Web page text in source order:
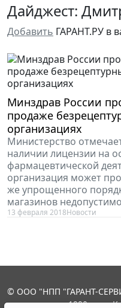
Дайджест:
Добавить ГАРАНТ.РУ в
Минздрав России
продаже
организациях
Министерство
наличии лицензии на
фармацевтической
организация может
же упрощенного
магазинов
13 февраля 2018Новости
© ООО "НПП "ГАРАНТ-
выпускается с 1990 года.